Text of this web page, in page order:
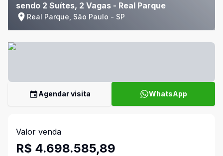
sendo 2 Suítes, 2 Vagas - Real Parque
Real Parque, São Paulo - SP
Agendar visita WhatsApp
Valor venda
R$ 4.698.585,89